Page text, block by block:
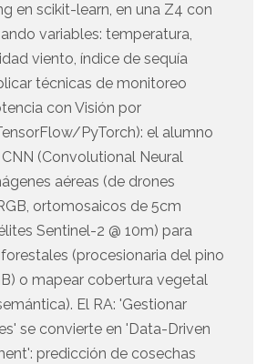
en scikit-learn, en una Z4 con
variables: temperatura,
viento, índice de sequía
técnicas de monitoreo
con Visión por
PyTorch): el alumno
(Convolutional Neural
aéreas (de drones
ortomosaicos de 5cm
Sentinel-2 @ 10m) para
(procesionaria del pino
o mapear cobertura vegetal
El RA: 'Gestionar
se convierte en 'Data-Driven
predicción de cosechas